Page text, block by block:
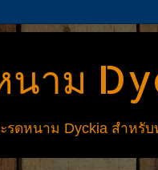
นาม
ดหนาม Dyckia สำหรับ